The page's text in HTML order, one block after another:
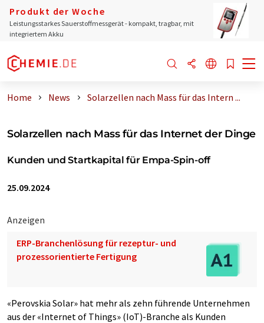
Produkt der Woche
Leistungsstarkes Sauerstoffmessgerät - kompakt, tragbar, mit
integriertem Akku
Home News Solarzellen nach Mass für das Intern ...
Solarzellen nach Mass für das Internet der Dinge
Kunden und Startkapital für Empa-Spin-off
25.09.2024
Anzeigen
ERP-Branchenlösung für rezeptur- und
prozessorientierte Fertigung
«Perovskia Solar» hat mehr als zehn führende Unternehmen
aus der «Internet of Things» (IoT)-Branche als Kunden